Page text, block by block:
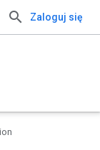
Zaloguj się